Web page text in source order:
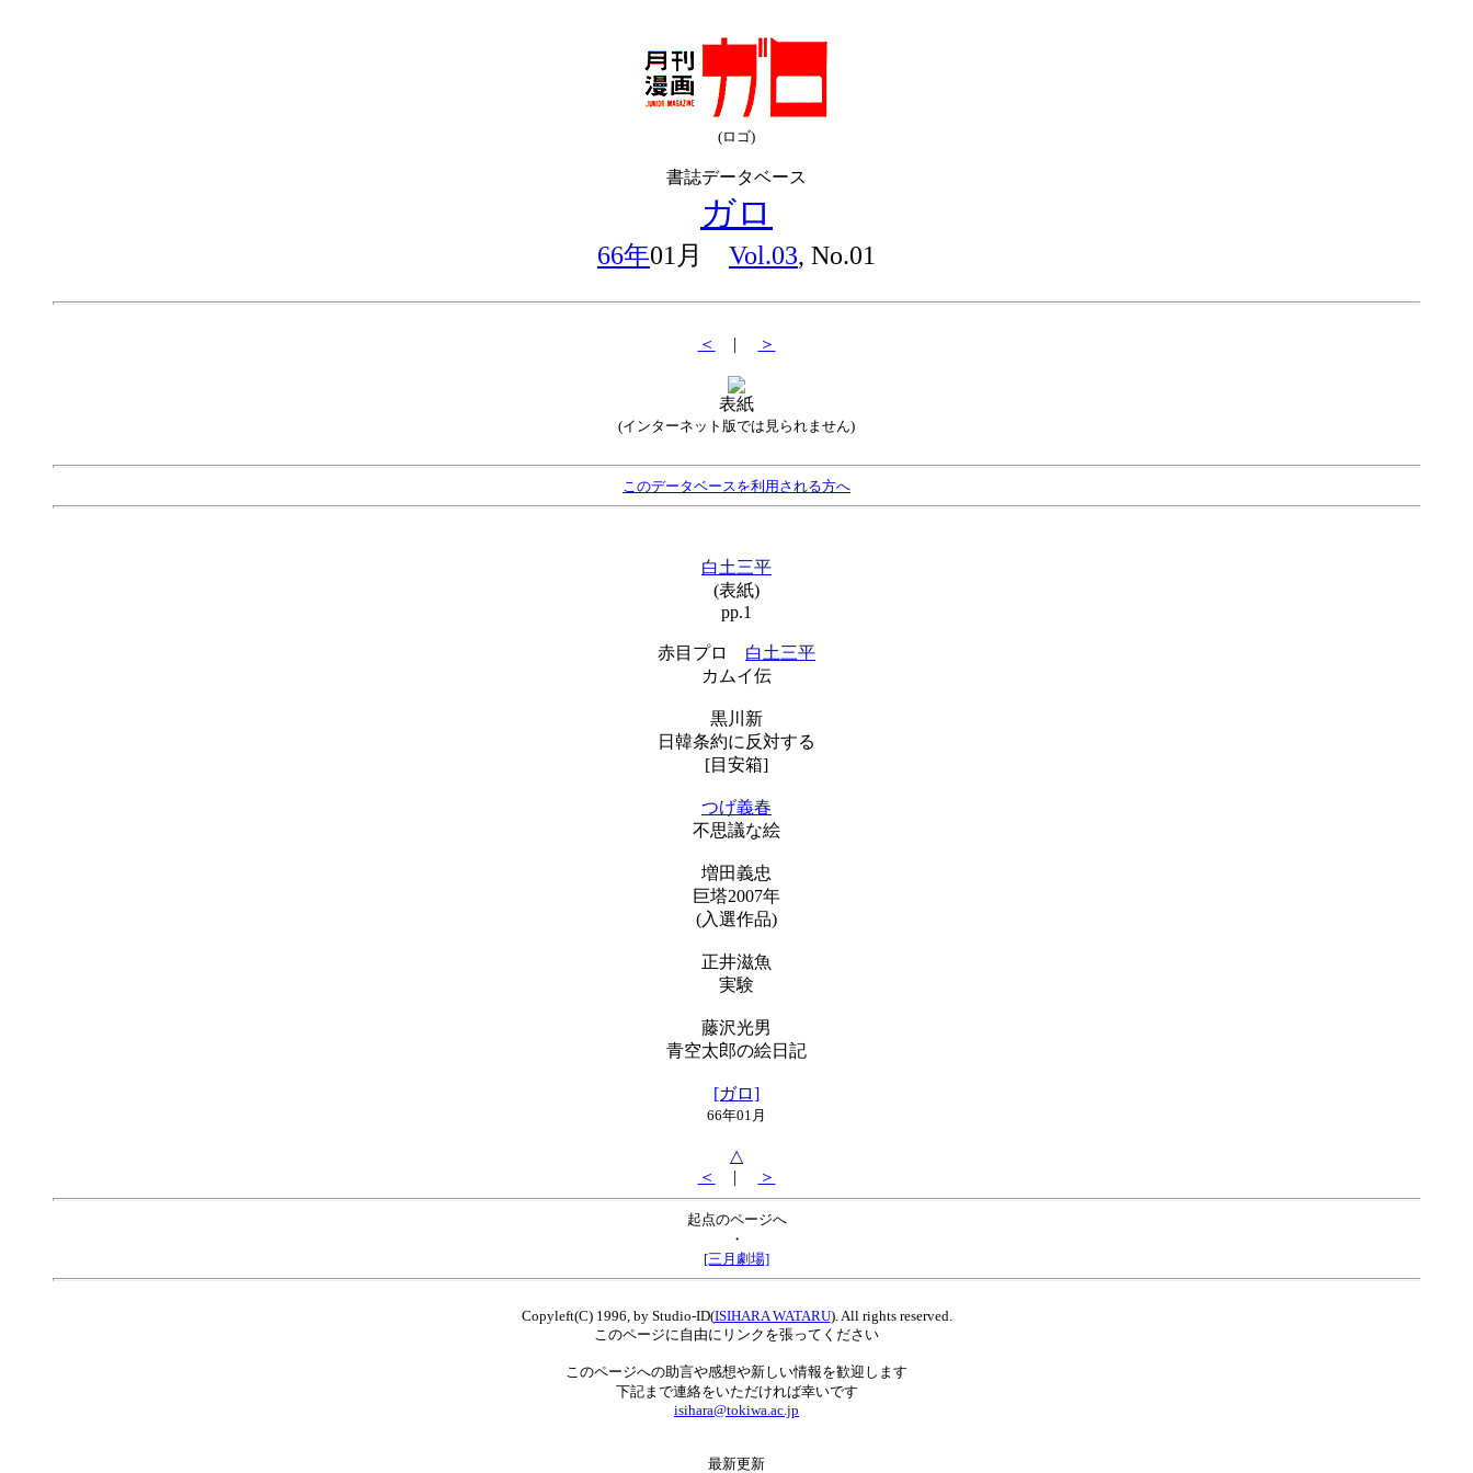
(ロゴ)
書誌データベース
ガロ
66年01月 Vol.03, No.01
＜ | ＞
表紙
(インターネット版では見られません)
このデータベースを利用される方へ
白土三平
(表紙)
pp.1
赤目プロ 白土三平
カムイ伝
黒川新
日韓条約に反対する
[目安箱]
つげ義春
不思議な絵
増田義忠
巨塔2007年
(入選作品)
正井滋魚
実験
藤沢光男
青空太郎の絵日記
[ガロ]
66年01月
△
＜
| ＞
起点のページへ
・
[三月劇場]
Copyleft(C) 1996, by Studio-ID(ISIHARA WATARU). All rights reserved.
このページに自由にリンクを張ってください
このページへの助言や感想や新しい情報を歓迎します
下記まで連絡をいただければ幸いです
isihara@tokiwa.ac.jp
最新更新